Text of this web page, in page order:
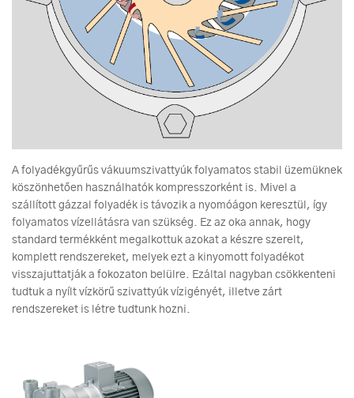
A folyadékgyűrűs vákuumszivattyúk folyamatos stabil üzemüknek
köszönhetően használhatók kompresszorként is. Mivel a
szállított gázzal folyadék is távozik a nyomóágon keresztül, így
folyamatos vízellátásra van szükség. Ez az oka annak, hogy
standard termékként megalkottuk azokat a készre szerelt,
komplett rendszereket, melyek ezt a kinyomott folyadékot
visszajuttatják a fokozaton belülre. Ezáltal nagyban csökkenteni
tudtuk a nyílt vízkörű szivattyúk vízigényét, illetve zárt
rendszereket is létre tudtunk hozni.